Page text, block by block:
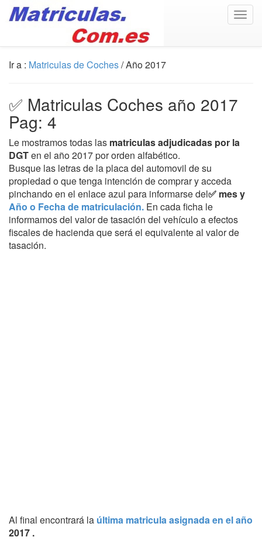
Ir a : Matriculas de Coches/ Año 2017
✅ Matriculas Coches año 2017
Pag: 4
Le mostramos todas las matriculas adjudicadas por la
DGTen el año 2017 por orden alfabético.
Busque las letras de la placa del automovil de su
propiedad o que tenga intención de comprar y acceda
pinchando en el enlace azul para informarse del✅ mes y
Año o Fecha de matriculación. En cada ficha le
informamos del valor de tasación del vehículo a efectos
fiscales de hacienda que será el equivalente al valor de
tasación.
Al final encontrará la última matricula asignada en el año
2017 .